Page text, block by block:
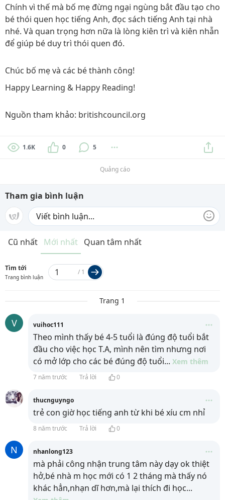
Chính vì thế mà bố mẹ đừng ngại ngùng bắt đầu tạo cho
bé thói quen học tiếng Anh, đọc sách tiếng Anh tại nhà
nhé. Và quan trọng hơn nữa là lòng kiên trì và kiên nhẫn
để giúp bé duy trì thói quen đó.
Chúc bố mẹ và các bé thành công!
Happy Learning & Happy Reading!
Nguồn tham khảo: britishcouncil.org
1.6K 0 5
Quảng cáo
Tham gia bình luận
Cũ nhất Mới nhất Quan tâm nhất
Tìm tới
Trang bình luận
/ 1
Trang 1
V vuihoc111
Theo mình thấy bé 4-5 tuổi là đúng độ tuổi bắt
đầu cho việc học T.A, mình nên tìm nhưng nơi
có mở lớp cho các bé đúng độ tuổi... Xem thêm
7 năm trước Trả lời 0
thucnguyngo
trẻ con giờ học tiếng anh từ khi bé xíu cm nhỉ
8 năm trước Trả lời 0
N nhanlong123
mà phải công nhận trung tâm này dạy ok thiệt
hở,bé nhà m học mới có 1 2 tháng mà thấy nó
khác hẳn,nhạn dĩ hơn,mà lại thích đi học...